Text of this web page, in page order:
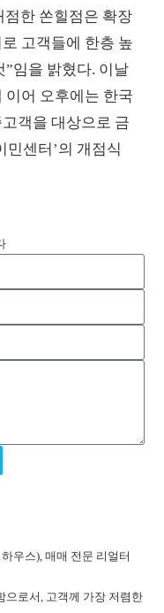
점한 쏜힐점은 확장
고객들에 한층 높
임을 밝혔다. 이날
이어 오후에는 한국
객을 대상으로 금
민센터’의 개점식
우스), 매매 전문 리얼터
으로서, 고객께 가장 저렴한